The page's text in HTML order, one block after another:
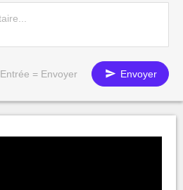
Entrée = Envoyer Envoyer